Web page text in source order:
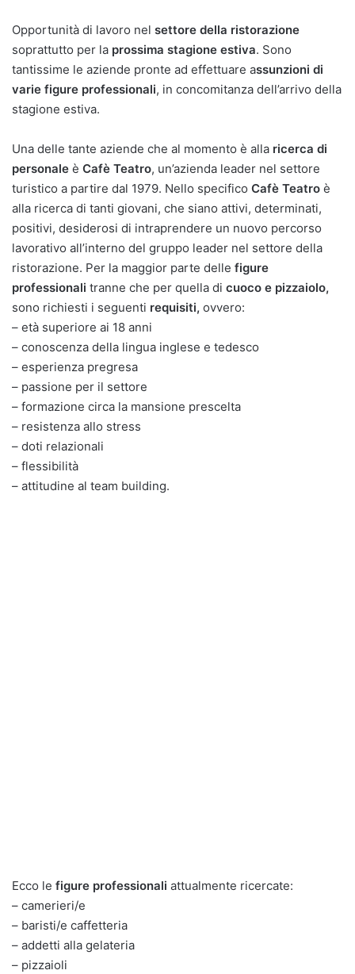
Opportunità di lavoro nel settore della ristorazione
soprattutto per la prossima stagione estiva. Sono
tantissime le aziende pronte ad effettuare assunzioni di
varie figure professionali, in concomitanza dell’arrivo della
stagione estiva.
Una delle tante aziende che al momento è alla ricerca di
personale è Cafè Teatro, un’azienda leader nel settore
turistico a partire dal 1979. Nello specifico Cafè Teatro è
alla ricerca di tanti giovani, che siano attivi, determinati,
positivi, desiderosi di intraprendere un nuovo percorso
lavorativo all’interno del gruppo leader nel settore della
ristorazione. Per la maggior parte delle figure
professionali tranne che per quella di cuoco e pizzaiolo,
sono richiesti i seguenti requisiti, ovvero:
– età superiore ai 18 anni
– conoscenza della lingua inglese e tedesco
– esperienza pregresa
– passione per il settore
– formazione circa la mansione prescelta
– resistenza allo stress
– doti relazionali
– flessibilità
– attitudine al team building.
Ecco le figure professionali attualmente ricercate:
– camerieri/e
– baristi/e caffetteria
– addetti alla gelateria
– pizzaioli